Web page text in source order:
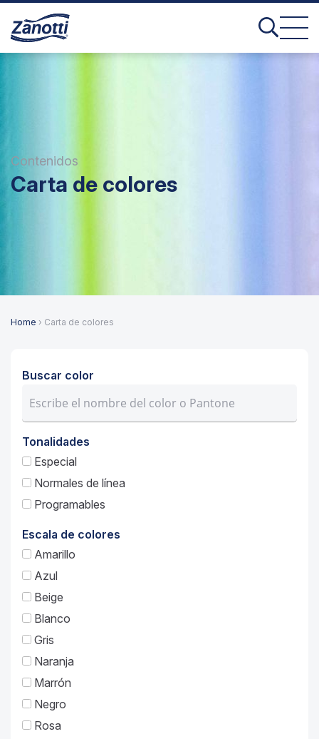
Contenidos
Carta de colores
Home › Carta de colores
Buscar color
Tonalidades
Especial
Normales de línea
Programables
Escala de colores
Amarillo
Azul
Beige
Blanco
Gris
Naranja
Marrón
Negro
Rosa